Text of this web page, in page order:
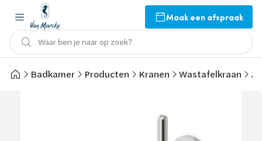
Maak een afspraak
Waar ben je naar op zoek?
Badkamer Producten Kranen Wastafelkraan